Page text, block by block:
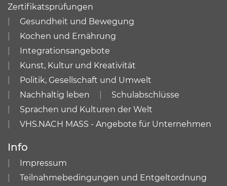
Zertifikatsprüfungen
Gesundheit und Bewegung
Kochen und Ernährung
Integrationsangebote
Kunst, Kultur und Kreativität
Politik, Gesellschaft und Umwelt
Nachhaltig leben
Schulabschlüsse
Sprachen und Kulturen der Welt
VHS.NACH MASS - Angebote für Unternehmen
Info
Impressum
Teilnahmebedingungen und Entgeltordnung